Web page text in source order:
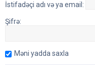
İstifadəçi adı və ya email:
Şifrə:
Məni yadda saxla